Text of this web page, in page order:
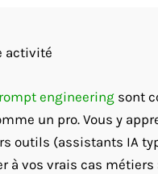
activité
engineering sont
un pro. Vous y
(assistants IA
à vos vrais cas métiers